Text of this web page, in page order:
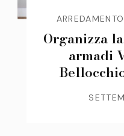
ARREDAMENTO
Organizza
armadi